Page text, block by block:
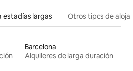
estadías largas Otros tipos de
Barcelona
Alquileres de larga duración